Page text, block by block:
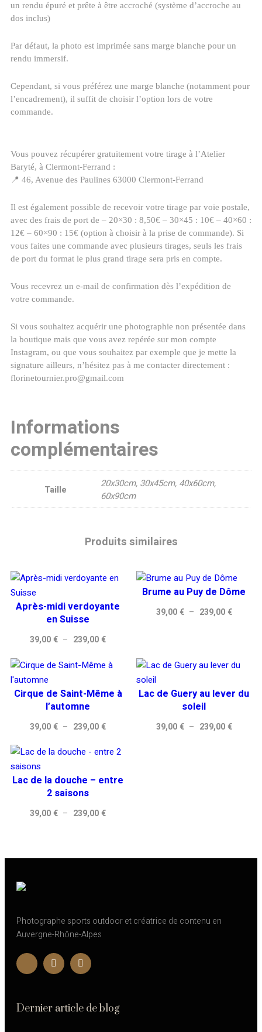
un rendu épuré et prête à être accroché (système d’accroche au
dos inclus)
Par défaut, la photo est imprimée sans marge blanche pour un
rendu immersif.
Cependant, si vous préférez une marge blanche (notamment pour
l’encadrement), il suffit de choisir l’option lors de votre
commande.
Vous pouvez récupérer gratuitement votre tirage à l’Atelier
Baryté, à Clermont-Ferrand :
📍 46, Avenue des Paulines 63000 Clermont-Ferrand
Il est également possible de recevoir votre tirage par voie postale,
avec des frais de port de – 20×30 : 8,50€ – 30×45 : 10€ – 40×60 :
12€ – 60×90 : 15€ (option à choisir à la prise de commande). Si
vous faites une commande avec plusieurs tirages, seuls les frais
de port du format le plus grand tirage sera pris en compte.
Vous recevrez un e-mail de confirmation dès l’expédition de
votre commande.
Si vous souhaitez acquérir une photographie non présentée dans
la boutique mais que vous avez repérée sur mon compte
Instagram, ou que vous souhaitez par exemple que je mette la
signature ailleurs, n’hésitez pas à me contacter directement :
florinetournier.pro@gmail.com
Informations
complémentaires
Taille
20x30cm, 30x45cm, 40x60cm,
60x90cm
Produits similaires
Après-midi verdoyante
en Suisse
39,00 € – 239,00 €Plage
prix :
à
Brume au Puy de Dôme
39,00 € – 239,00 €Plage
à
Cirque de Saint-Même à
l’automne
39,00 € – 239,00 €Plage
prix :
à
Lac de Guery au lever du
soleil
39,00 € – 239,00 €Plage
Lac de la douche – entre
2 saisons
39,00 € – 239,00 €Plage
39,00 €
Photographe sports outdoor et créatrice de contenu en
Auvergne-Rhône-Alpes
Dernier article de blog